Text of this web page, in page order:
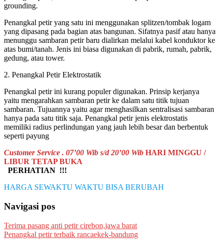
grounding.
Penangkal petir yang satu ini menggunakan splitzen/tombak logam
yang dipasang pada bagian atas bangunan. Sifatnya pasif atau hanya
menunggu sambaran petir baru dialirkan melalui kabel konduktor ke
atas bumi/tanah. Jenis ini biasa digunakan di pabrik, rumah, pabrik,
gedung, atau tower.
2. Penangkal Petir Elektrostatik
Penangkal petir ini kurang populer digunakan. Prinsip kerjanya
yaitu mengarahkan sambaran petir ke dalam satu titik tujuan
sambaran. Tujuannya yaitu agar menghasilkan sentralisasi sambaran
hanya pada satu titik saja. Penangkal petir jenis elektrostatis
memiliki radius perlindungan yang jauh lebih besar dan berbentuk
seperti payung
Customer Service . 07’00 Wib s/d 20’00 Wib HARI MINGGU /
LIBUR TETAP BUKA
PERHATIAN !!!
HARGA SEWAKTU WAKTU BISA BERUBAH
Navigasi pos
Terima pasang anti petir cirebon,jawa barat
Penangkal petir terbaik rancaekek-bandung